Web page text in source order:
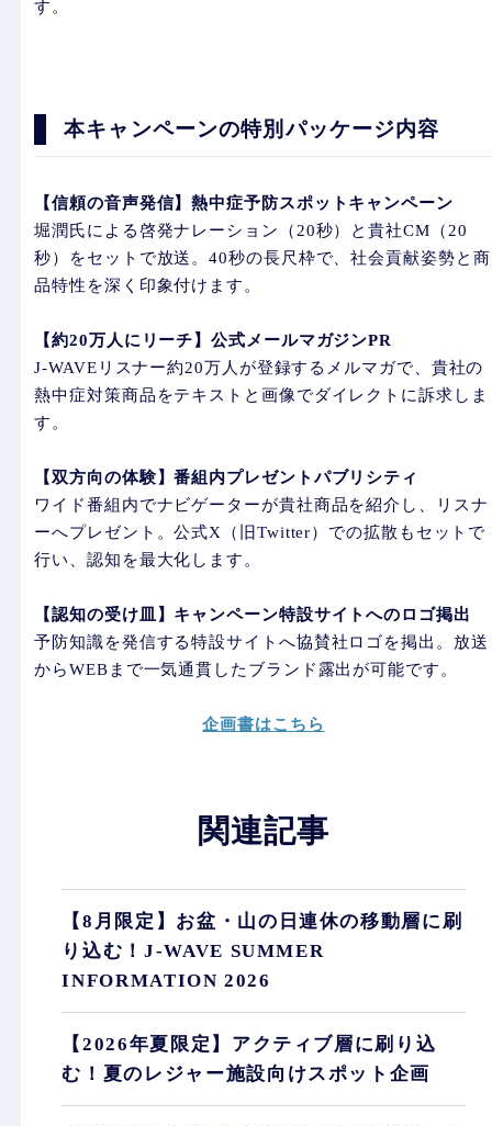
す。
本キャンペーンの特別パッケージ内容
【信頼の音声発信】熱中症予防スポットキャンペーン
堀潤氏による啓発ナレーション（20秒）と貴社CM（20
秒）をセットで放送。40秒の長尺枠で、社会貢献姿勢と商
品特性を深く印象付けます。
【約20万人にリーチ】公式メールマガジンPR
J-WAVEリスナー約20万人が登録するメルマガで、貴社の
熱中症対策商品をテキストと画像でダイレクトに訴求しま
す。
【双方向の体験】番組内プレゼントパブリシティ
ワイド番組内でナビゲーターが貴社商品を紹介し、リスナ
ーへプレゼント。公式X（旧Twitter）での拡散もセットで
行い、認知を最大化します。
【認知の受け皿】キャンペーン特設サイトへのロゴ掲出
予防知識を発信する特設サイトへ協賛社ロゴを掲出。放送
からWEBまで一気通貫したブランド露出が可能です。
企画書はこちら
関連記事
【8月限定】お盆・山の日連休の移動層に刷
り込む！J-WAVE SUMMER
INFORMATION 2026
【2026年夏限定】アクティブ層に刷り込
む！夏のレジャー施設向けスポット企画